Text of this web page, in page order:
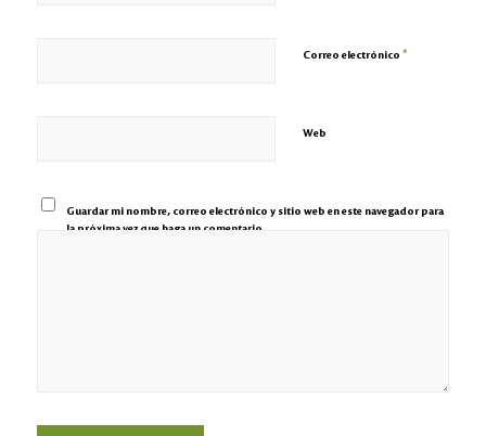
Correo electrónico *
Web
Guardar mi nombre, correo electrónico y sitio web en este navegador para
la próxima vez que haga un comentario.